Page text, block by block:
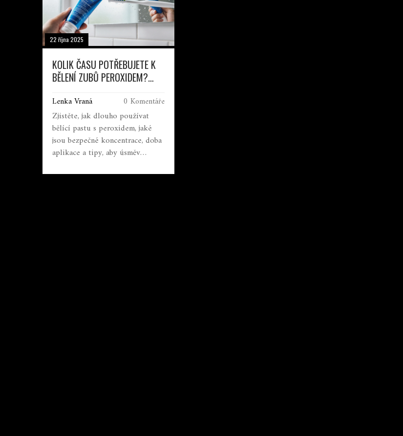
22 října 2025
KOLIK ČASU POTŘEBUJETE K
BĚLENÍ ZUBŮ PEROXIDEM?
Lenka Vraná 0 Komentáře
Zjistěte, jak dlouho používat
bělící pastu s peroxidem, jaké
jsou bezpečné koncentrace, doba
aplikace a tipy, aby úsměv